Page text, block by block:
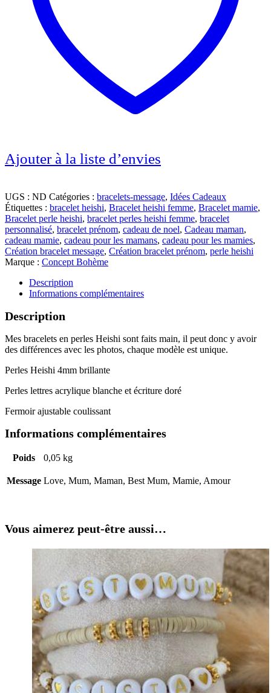
Ajouter à la liste d’envies
UGS : ND Catégories : bracelets-message, Idées Cadeaux
Étiquettes : bracelet heishi, Bracelet heishi femme, Bracelet mamie,
Bracelet perle heishi, bracelet perles heishi femme, bracelet
personnalisé, bracelet prénom, cadeau de noel, Cadeau maman,
cadeau mamie, cadeau pour les mamans, cadeau pour les mamies,
Création bracelet message, Création bracelet prénom, perle heishi
Marque : Concept Bohème
Description
Informations complémentaires
Description
Mes bracelets en perles Heishi sont faits main, il peut donc y avoir
des différences avec les photos, chaque modèle est unique.
Perles Heishi 4mm brillante
Perles lettres acrylique blanche et écriture doré
Fermoir ajustable coulissant
Informations complémentaires
Poids 0,05 kg
Message Love, Mum, Maman, Best Mum, Mamie, Amour
Vous aimerez peut-être aussi…